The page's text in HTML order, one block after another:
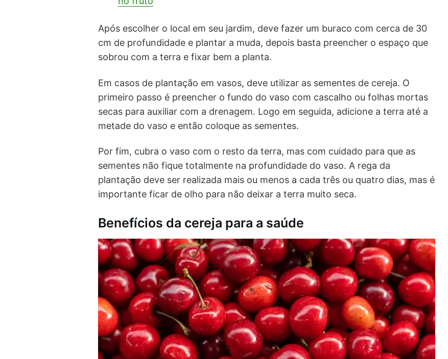
Após escolher o local em seu jardim, deve fazer um buraco com cerca de 30
cm de profundidade e plantar a muda, depois basta preencher o espaço que
sobrou com a terra e fixar bem a planta.
Em casos de plantação em vasos, deve utilizar as sementes de cereja. O
primeiro passo é preencher o fundo do vaso com cascalho ou folhas mortas
secas para auxiliar com a drenagem. Logo em seguida, adicione a terra até a
metade do vaso e então coloque as sementes.
Por fim, cubra o vaso com o resto da terra, mas com cuidado para que as
sementes não fique totalmente na profundidade do vaso. A rega da
plantação deve ser realizada mais ou menos a cada três ou quatro dias, mas é
importante ficar de olho para não deixar a terra muito seca.
Benefícios da cereja para a saúde